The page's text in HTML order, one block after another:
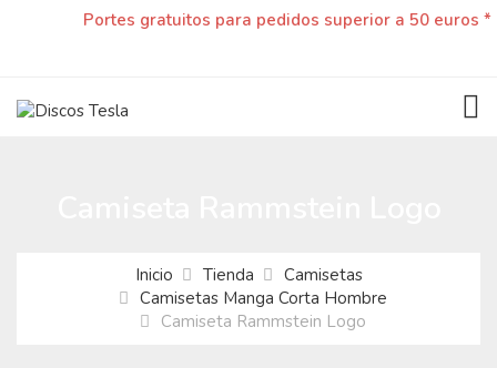
Portes gratuitos para pedidos superior a 50 euros *
Inicio Tienda
Camisetas
Camisetas Manga Corta Hombre
Camiseta Rammstein Logo